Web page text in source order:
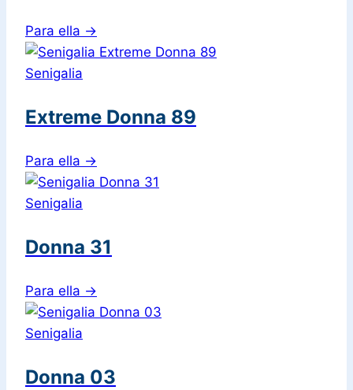
Para ella →
Senigalia
Extreme Donna 89
Para ella →
Senigalia
Donna 31
Para ella →
Senigalia
Donna 03